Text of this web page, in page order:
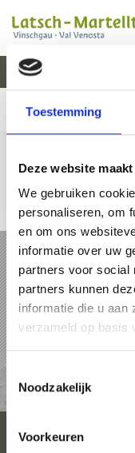
Toestemming
Deze website
We gebruiken
personaliseren, om
en om ons
informatie over uw
partners voor social
partners kunnen
informatie die u aan
verzameld op basis
Toestemmingsselectie
Noodzakelijk
Voorkeuren
+39 0473 62 31
VAKANTIE